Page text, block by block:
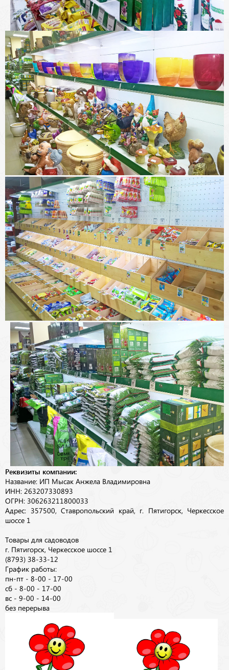
Реквизиты компании:
Название: ИП Мысак Анжела Владимировна
ИНН: 263207330893
ОГРН: 306263211800033
Адрес: 357500, Ставропольский край, г. Пятигорск, Черкесское
шоссе 1
Товары для садоводов
г. Пятигорск, Черкесское шоссе 1
(8793) 38-33-12
График работы:
пн-пт - 8-00 - 17-00
сб - 8-00 - 17-00
вс - 9-00 - 14-00
без перерыва